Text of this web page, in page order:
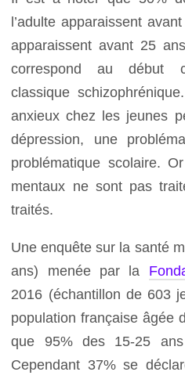
l’adulte apparaissent
apparaissent avant 25
correspond au début
classique
anxieux chez les jeunes
dépression, une
problématique scolaire.
mentaux ne sont pas
traités.
Une enquête sur la santé
ans) menée par la
2016 (échantillon de 603
population française âgée
que 95% des 15-25
Cependant 37% se